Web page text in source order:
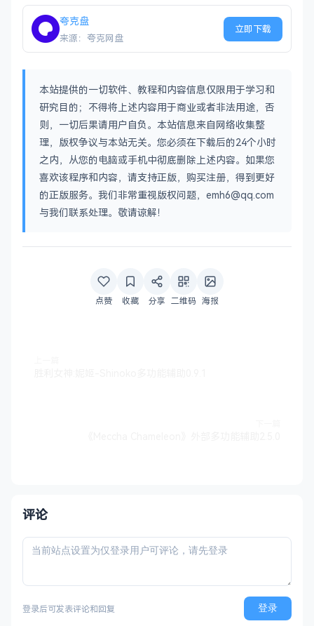
夸克盘
来源：夸克网盘
立即下载
本站提供的一切软件、教程和内容信息仅限用于学习和
研究目的；不得将上述内容用于商业或者非法用途，否
则，一切后果请用户自负。本站信息来自网络收集整
理，版权争议与本站无关。您必须在下载后的24个小时
之内，从您的电脑或手机中彻底删除上述内容。如果您
喜欢该程序和内容，请支持正版，购买注册，得到更好
的正版服务。我们非常重视版权问题，emh6@qq.com
与我们联系处理。敬请谅解！
点赞 收藏 分享 二维码 海报
评论
登录后可发表评论和回复 登录